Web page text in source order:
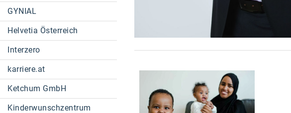
GYNIAL
Helvetia Österreich
Interzero
karriere.at
Ketchum GmbH
Kinderwunschzentrum